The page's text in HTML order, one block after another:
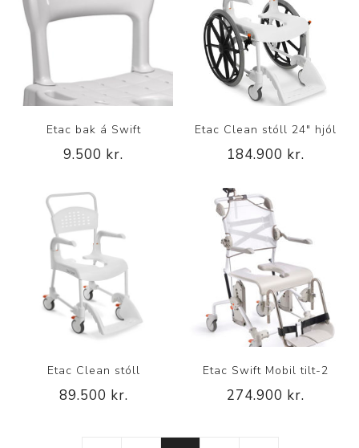
Etac bak á Swift
9.500 kr.
Etac Clean stóll 24" hjól
184.900 kr.
Etac Clean stóll
89.500 kr.
Etac Swift Mobil tilt-2
274.900 kr.